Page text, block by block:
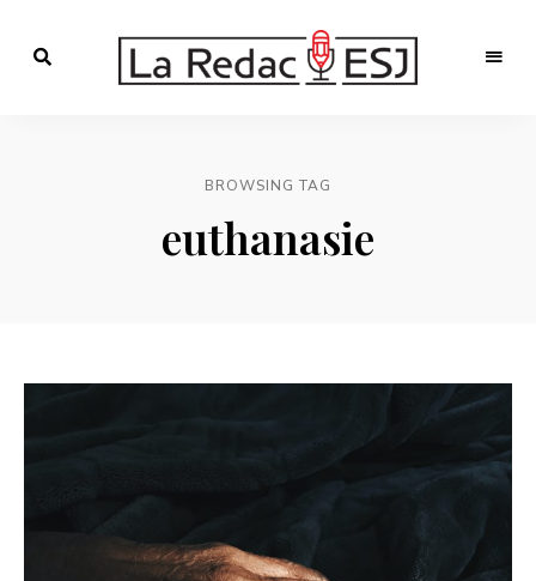
REDAC-
ESJ
BROWSING TAG
euthanasie